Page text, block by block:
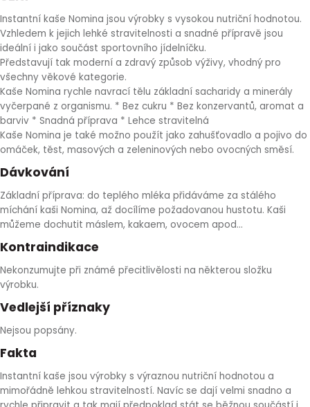
HLÍVA ÚSTŘIČNÁ
ČESNEK
ŠÍPEK
ŽENŠEN
DETOXIKAČNÍ OČISTA ORGANISMU
ŠTÍTNÁ ŽLÁZA
KOENZYM Q10
MACA
SPECIÁLNÍ PÉČE O PLEŤ
AROMATERAPIE
STRIE A CELULITIDA
PÉČE O POPRSÍ
OPALOVÁNÍ
Instantní kaše Nomina jsou výrobky s vysokou nutriční hodnotou.
Vzhledem k jejich lehké stravitelnosti a snadné přípravě jsou
ideální i jako součást sportovního jídelníčku.
Představují tak moderní a zdravý způsob výživy, vhodný pro
všechny věkové kategorie.
Kaše Nomina rychle navrací tělu základní sacharidy a minerály
vyčerpané z organismu. * Bez cukru * Bez konzervantů, aromat a
barviv * Snadná příprava * Lehce stravitelná
Kaše Nomina je také možno použít jako zahušťovadlo a pojivo do
omáček, těst, masových a zeleninových nebo ovocných směsí.
Dávkování
Základní příprava: do teplého mléka přidáváme za stálého
míchání kaši Nomina, až docílíme požadovanou hustotu. Kaši
můžeme dochutit máslem, kakaem, ovocem apod...
Kontraindikace
Nekonzumujte při známé přecitlivělosti na některou složku
výrobku.
Vedlejší příznaky
Nejsou popsány.
Fakta
Instantní kaše jsou výrobky s výraznou nutriční hodnotou a
mimořádně lehkou stravitelností. Navíc se dají velmi snadno a